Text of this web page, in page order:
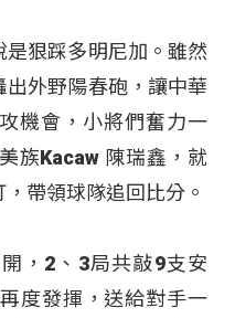
狠踩多明尼加。雖然
外野陽春砲，讓中華
機會，小將們奮力一
族Kacaw 陳瑞鑫，就
帶領球隊追回比分。
，2、3局共敲9支安
度發揮，送給對手一